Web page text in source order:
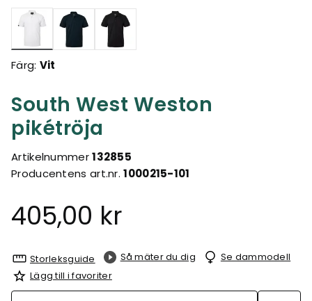
South West Weston
pikétröja
Artikelnummer132855
Producentens art.nr.1000215-101
405,00 kr
Valda
Färg: Vit
Storleksguide Så mäter du dig
Se dammodell
Lägg till i favoriter